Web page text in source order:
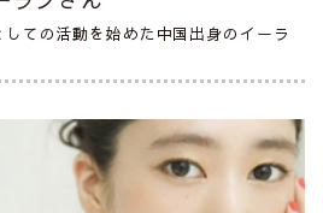
ての活動を始めた中国出身のイーラ